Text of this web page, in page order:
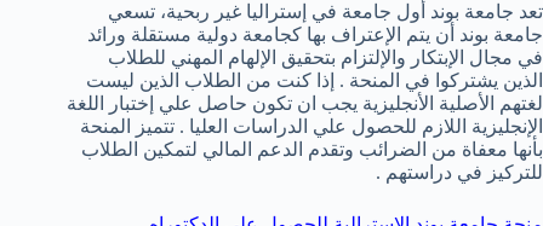
تعد جامعة بوند أول جامعة في إستراليا غير ربحية، تسعي
جامعة بوند أن يتم الإعتراف بها كجامعة دولية مستقلة ورائد
في مجال الإبتكار والإلتزام بتحقيق الإلهام المهني للطلاب
الذين يشتركوا في المنحة . إذا كنت من الطلاب الذين ليست
لغتهم الأصلية الأنجليزية يجب ان تكون حاصل علي إختبار اللغة
الإنجليزية اللازم للحصول علي الدراسات العليا . تتميز المنحة
بأنها معفاة من الضرائب وتقدم الدعم المالي لتمكين الطلاب
للتركيز في دراستهم .